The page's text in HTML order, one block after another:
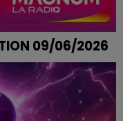
09/06/2026